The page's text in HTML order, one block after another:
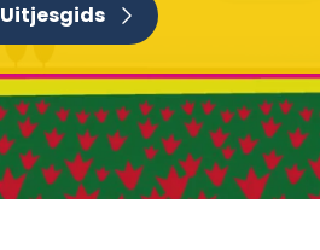
Uitjesgids